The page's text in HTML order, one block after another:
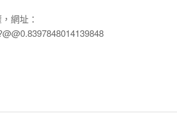
網址：